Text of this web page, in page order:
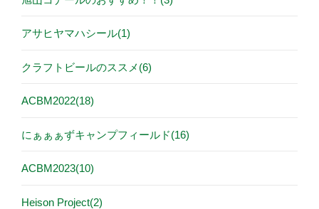
アサヒヤマハシール(1)
クラフトビールのススメ(6)
ACBM2022(18)
にぁぁぁずキャンプフィールド(16)
ACBM2023(10)
Heison Project(2)